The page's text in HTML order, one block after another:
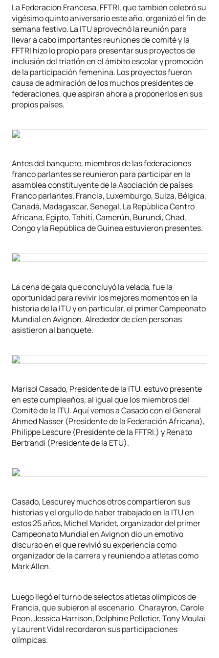
La Federación Francesa, FFTRI, que también celebró su
vigésimo quinto aniversario este año, organizó el fin de
semana festivo. La ITU aprovechó la reunión para
llevar a cabo importantes reuniones de comité y la
FFTRI hizo lo propio para presentar sus proyectos de
inclusión del triatlón en el ámbito escolar y promoción
de la participación femenina. Los proyectos fueron
causa de admiración de los muchos presidentes de
federaciones, que aspiran ahora a proponerlos en sus
propios países.
Antes del banquete, miembros de las federaciones
franco parlantes se reunieron para participar en la
asamblea constituyente de la Asociación de países
Franco parlantes. Francia, Luxemburgo, Suiza, Bélgica,
Canadá, Madagascar, Senegal, La República Centro
Africana, Egipto, Tahití, Camerún, Burundi, Chad,
Congo y la República de Guinea estuvieron presentes.
La cena de gala que concluyó la velada, fue la
oportunidad para revivir los mejores momentos en la
historia de la ITU y en particular, el primer Campeonato
Mundial en Avignon. Alrededor de cien personas
asistieron al banquete.
Marisol Casado, Presidente de la ITU, estuvo presente
en este cumpleaños, al igual que los miembros del
Comité de la ITU. Aquí vemos a Casado con el General
Ahmed Nasser (Presidente de la Federación Africana),
Philippe Lescure (Presidente de la FFTRI.) y Renato
Bertrandi (Presidente de la ETU).
Casado, Lescurey muchos otros compartieron sus
historias y el orgullo de haber trabajado en la ITU en
estos 25 años, Michel Maridet, organizador del primer
Campeonato Mundial en Avignon dio un emotivo
discurso en el que revivió su experiencia como
organizador de la carrera y reuniendo a atletas como
Mark Allen.
Luego llegó el turno de selectos atletas olímpicos de
Francia, que subieron al escenario. Charayron, Carole
Peon, Jessica Harrison, Delphine Pelletier, Tony Moulai
y Laurent Vidal recordaron sus participaciones
olímpicas.